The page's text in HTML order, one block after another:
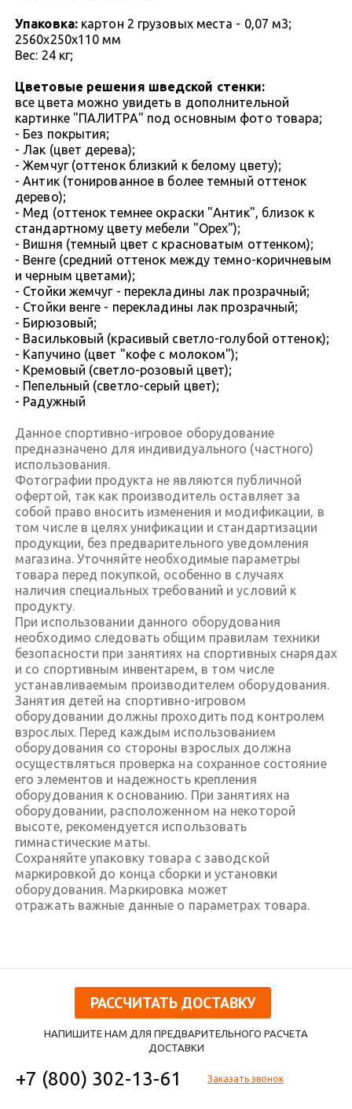
Упаковка:картон 2 грузовых места - 0,07 м3;
2560х250х110 мм
Вес: 24 кг;
Цветовые решения шведской стенки:
все цвета можно увидеть в дополнительной
картинке "ПАЛИТРА" под основным фото товара;
- Без покрытия;
- Лак (цвет дерева);
- Жемчуг (оттенок близкий к белому цвету);
- Антик (тонированное в более темный оттенок
дерево);
- Мед (оттенок темнее окраски "Антик", близок к
стандартному цвету мебели "Орех");
- Вишня (темный цвет с красноватым оттенком);
- Венге (средний оттенок между темно-коричневым
и черным цветами);
- Стойки жемчуг - перекладины лак прозрачный;
- Стойки венге - перекладины лак прозрачный;
- Бирюзовый;
- Васильковый (красивый светло-голубой оттенок);
- Капучино (цвет "кофе с молоком");
- Кремовый (светло-розовый цвет);
- Пепельный (светло-серый цвет);
- Радужный
Данное спортивно-игровое оборудование
предназначено для индивидуального (частного)
использования.
Фотографии продукта не являются публичной
офертой, так как производитель оставляет за
собой право вносить изменения и модификации, в
том числе в целях унификации и стандартизации
продукции, без предварительного уведомления
магазина. Уточняйте необходимые параметры
товара перед покупкой, особенно в случаях
наличия специальных требований и условий к
продукту.
При использовании данного оборудования
необходимо следовать общим правилам техники
безопасности при занятиях на спортивных снарядах
и со спортивным инвентарем, в том числе
устанавливаемым производителем оборудования.
Занятия детей на спортивно-игровом
оборудовании должны проходить под контролем
взрослых. Перед каждым использованием
оборудования со стороны взрослых должна
осуществляться проверка на сохранное состояние
его элементов и надежность крепления
оборудования к основанию. При занятиях на
оборудовании, расположенном на некоторой
высоте, рекомендуется использовать
гимнастические маты.
Сохраняйте упаковку товара с заводской
маркировкой до конца сборки и установки
оборудования. Маркировка может
отражать важные данные о параметрах товара.
РАССЧИТАТЬ ДОСТАВКУ
НАПИШИТЕ НАМ ДЛЯ ПРЕДВАРИТЕЛЬНОГО РАСЧЕТА
ДОСТАВКИ
+7 (800) 302-13-61 Заказать звонок